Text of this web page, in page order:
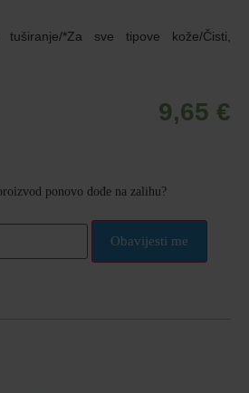
*Za sve tipove kože/Čisti,
9,65 €
ponovo dođe na zalihu?
Obavijesti me